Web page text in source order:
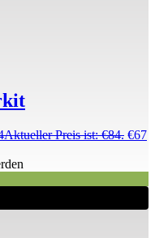
Aktueller Preis ist: €84. €67